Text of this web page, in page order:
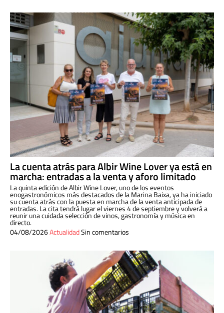
La cuenta atrás para Albir Wine Lover ya está en
marcha: entradas a la venta y aforo limitado
La quinta edición de Albir Wine Lover, uno de los eventos
enogastronómicos más destacados de la Marina Baixa, ya ha iniciado
su cuenta atrás con la puesta en marcha de la venta anticipada de
entradas. La cita tendrá lugar el viernes 4 de septiembre y volverá a
reunir una cuidada selección de vinos, gastronomía y música en
directo.
04/08/2026ActualidadSin comentarios